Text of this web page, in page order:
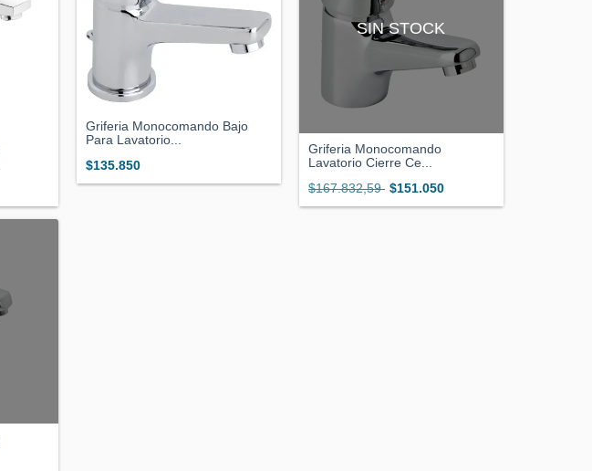
Griferia Monocomando Bajo
Para Lavatorio...
$135.850
SIN STOCK
Griferia Monocomando
Lavatorio Cierre Ce...
$167.832,59 $151.050